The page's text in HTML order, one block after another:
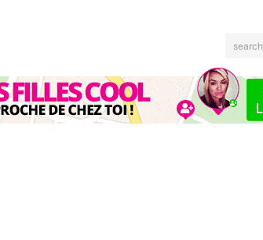
search